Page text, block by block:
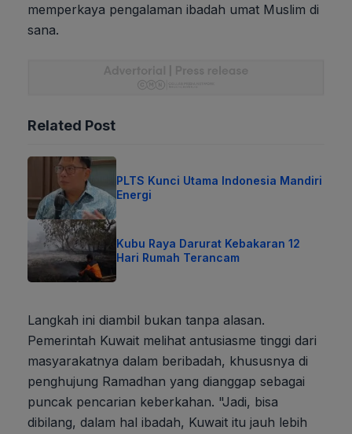
memperkaya pengalaman ibadah umat Muslim di
sana.
Related Post
PLTS Kunci Utama Indonesia Mandiri
Energi
Kubu Raya Darurat Kebakaran 12
Hari Rumah Terancam
Langkah ini diambil bukan tanpa alasan.
Pemerintah Kuwait melihat antusiasme tinggi dari
masyarakatnya dalam beribadah, khususnya di
penghujung Ramadhan yang dianggap sebagai
puncak pencarian keberkahan. "Jadi, bisa
dibilang, dalam hal ibadah, Kuwait itu jauh lebih